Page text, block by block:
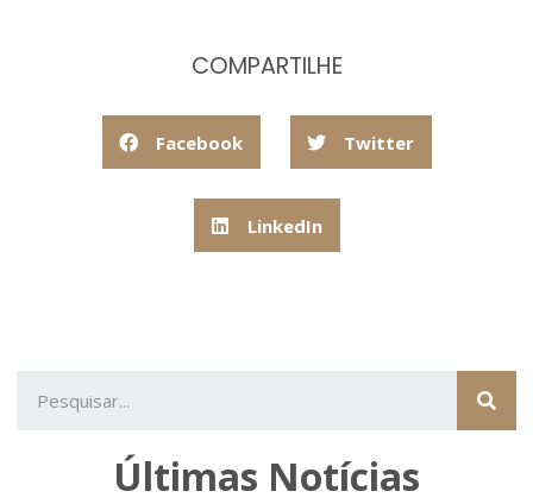
COMPARTILHE
Facebook Twitter
LinkedIn
Últimas Notícias